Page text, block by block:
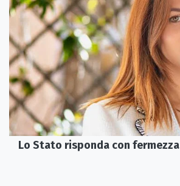
Lo Stato risponda con fermezza